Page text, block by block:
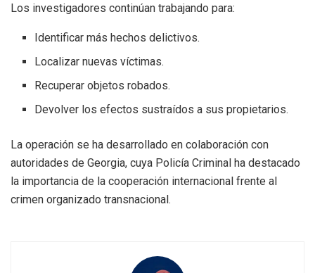
Los investigadores continúan trabajando para:
Identificar más hechos delictivos.
Localizar nuevas víctimas.
Recuperar objetos robados.
Devolver los efectos sustraídos a sus propietarios.
La operación se ha desarrollado en colaboración con
autoridades de Georgia, cuya Policía Criminal ha destacado
la importancia de la cooperación internacional frente al
crimen organizado transnacional.